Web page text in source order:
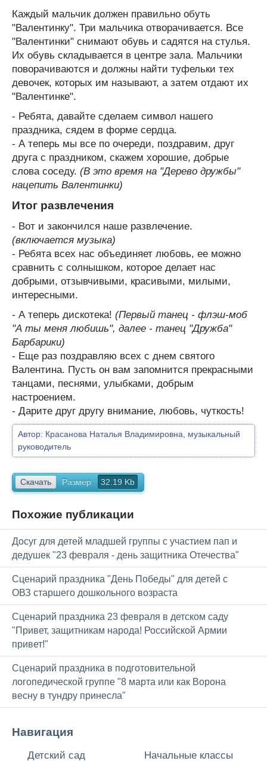
Каждый мальчик должен правильно обуть
"Валентинку". Три мальчика отворачивается. Все
"Валентинки" снимают обувь и садятся на стулья.
Их обувь складывается в центре зала. Мальчики
поворачиваются и должны найти туфельки тех
девочек, которых им называют, а затем отдают их
"Валентинке".
- Ребята, давайте сделаем символ нашего
праздника, сядем в форме сердца.
- А теперь мы все по очереди, поздравим, друг
друга с праздником, скажем хорошие, добрые
слова соседу. (В это время на "Дерево дружбы"
нацепить Валентинки)
Итог развлечения
- Вот и закончился наше развлечение.
(включается музыка)
- Ребята всех нас объединяет любовь, ее можно
сравнить с солнышком, которое делает нас
добрыми, отзывчивыми, красивыми, милыми,
интересными.
- А теперь дискотека! (Первый танец - флэш-моб
"А ты меня любишь", далее - танец "Дружба"
Барбарики)
- Еще раз поздравляю всех с днем святого
Валентина. Пусть он вам запомнится прекрасными
танцами, песнями, улыбками, добрым
настроением.
- Дарите друг другу внимание, любовь, чуткость!
Автор: Красанова Наталья Владимировна, музыкальный
руководитель
Скачать Размер: 32.19 Kb
Похожие публикации
Досуг для детей младшей группы с участием пап и
дедушек "23 февраля - день защитника Отечества"
Сценарий праздника "День Победы" для детей с
ОВЗ старшего дошкольного возраста
Сценарий праздника 23 февраля в детском саду
"Привет, защитникам народа! Российской Армии
привет!"
Сценарий праздника в подготовительной
логопедической группе "8 марта или как Ворона
весну в тундру принесла"
Навигация
Детский сад Начальные классы